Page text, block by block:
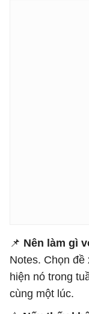
📌 Nên làm gì
Notes. Chọn
hiện nó trong
cùng một lúc.